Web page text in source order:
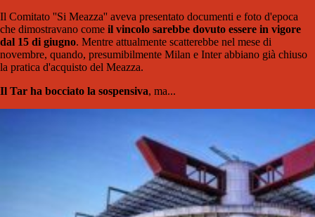
Il Comitato ''Si Meazza'' aveva presentato documenti e foto d'epoca
che dimostravano come il vincolo sarebbe dovuto essere in vigore
dal 15 di giugno. Mentre attualmente scatterebbe nel mese di
novembre, quando, presumibilmente Milan e Inter abbiano già chiuso
la pratica d'acquisto del Meazza.
Il Tar ha bocciato la sospensiva, ma...